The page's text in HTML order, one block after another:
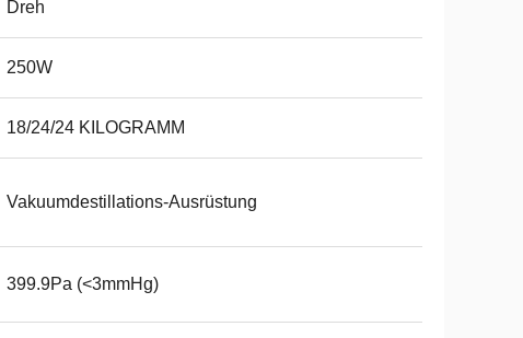
Dreh
250W
18/24/24 KILOGRAMM
Vakuumdestillations-Ausrüstung
399.9Pa (<3mmHg)